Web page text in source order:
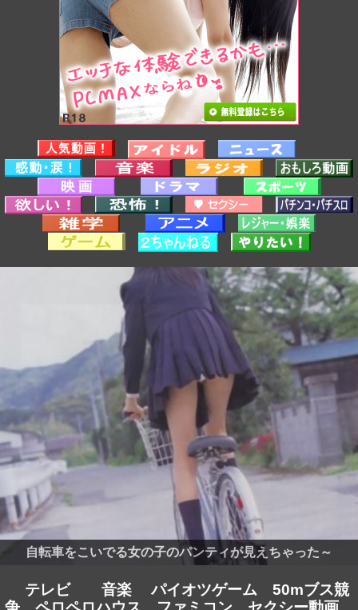
自転車をこいでる女の子のパンティが見えちゃった～
テレビ 音楽 パイオツゲーム
50mブス競